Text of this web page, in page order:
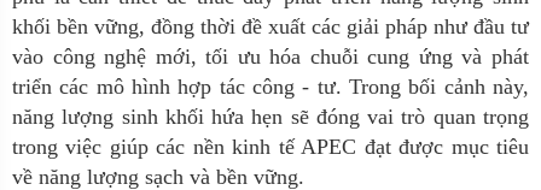
khối bền vững, đồng thời đề xuất các giải pháp như đầu tư
vào công nghệ mới, tối ưu hóa chuỗi cung ứng và phát
triển các mô hình hợp tác công - tư. Trong bối cảnh này,
năng lượng sinh khối hứa hẹn sẽ đóng vai trò quan trọng
trong việc giúp các nền kinh tế APEC đạt được mục tiêu
về năng lượng sạch và bền vững.